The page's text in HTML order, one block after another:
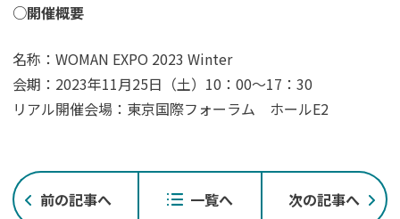
○開催概要
名称：WOMAN EXPO 2023 Winter
会期：2023年11月25日（土）10：00～17：30
リアル開催会場：東京国際フォーラム ホールE2
稿
前の記事へ 一覧へ 次の記事へ